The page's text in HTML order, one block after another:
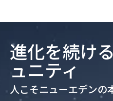
進化を続け
ュニティ
人こそニューエデンの